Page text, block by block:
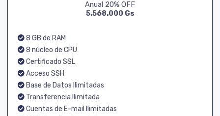
Anual 20% OFF
5.568.000 Gs
8 GB de RAM
8 núcleo de CPU
Certificado SSL
Acceso SSH
Base de Datos Ilimitadas
Transferencia Ilimitada
Cuentas de E-mail Ilimitadas